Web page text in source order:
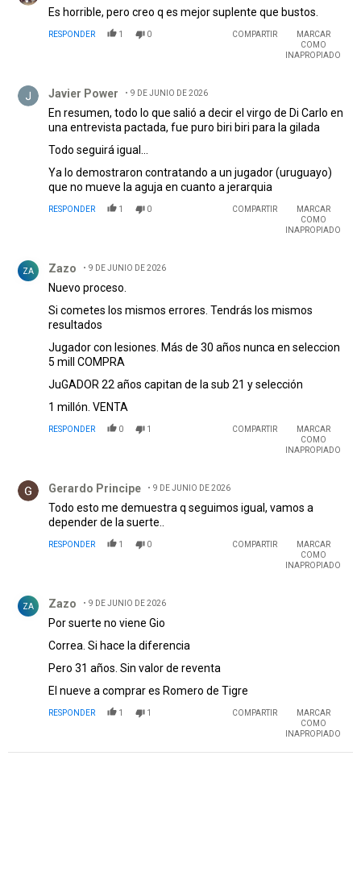
Es horrible, pero creo q es mejor suplente que bustos.
RESPONDER 1 0 COMPARTIR
MARCAR
COMO
INAPROPIADO
Javier Power 9 DE JUNIO DE 2026
En resumen, todo lo que salió a decir el virgo de Di Carlo en
una entrevista pactada, fue puro biri biri para la gilada
Todo seguirá igual...
Ya lo demostraron contratando a un jugador (uruguayo)
que no mueve la aguja en cuanto a jerarquia
RESPONDER 1 0 COMPARTIR
MARCAR
COMO
INAPROPIADO
ZA Zazo 9 DE JUNIO DE 2026
Nuevo proceso.
Si cometes los mismos errores. Tendrás los mismos
resultados
Jugador con lesiones. Más de 30 años nunca en seleccion
5 mill COMPRA
JuGADOR 22 años capitan de la sub 21 y selección
1 millón. VENTA
RESPONDER 0 1 COMPARTIR
MARCAR
COMO
INAPROPIADO
Gerardo Principe 9 DE JUNIO DE 2026
Todo esto me demuestra q seguimos igual, vamos a
depender de la suerte..
RESPONDER 1 0 COMPARTIR
MARCAR
COMO
INAPROPIADO
ZA Zazo 9 DE JUNIO DE 2026
Por suerte no viene Gio
Correa. Si hace la diferencia
Pero 31 años. Sin valor de reventa
El nueve a comprar es Romero de Tigre
RESPONDER 1 1 COMPARTIR
MARCAR
COMO
INAPROPIADO